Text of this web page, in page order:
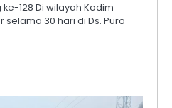
ke-128 Di wilayah Kodim
30 hari di Ds. Puro